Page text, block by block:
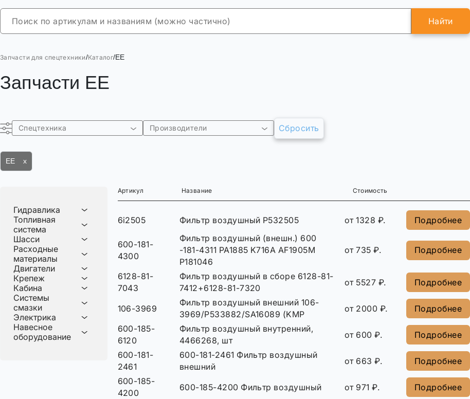
Найти
Запчасти для спецтехники/Каталог/EE
Запчасти EE
Гидравлика
Топливная
система
Шасси
Расходные
материалы
Двигатели
Крепеж
Кабина
Системы
смазки
Электрика
Навесное
оборудование
Спецтехника Производители Сбросить
EE x
Артикул Название Стоимость
6i2505 Фильтр воздушный P532505 от 1328 ₽. Подробнее
600-181-
4300
Фильтр воздушный (внешн.) 600
-181-4311 PA1885 K716A AF1905M
P181046
от 735 ₽. Подробнее
6128-81-
7043
Фильтр воздушный в сборе 6128-81-
7412+6128-81-7320
от 5527 ₽. Подробнее
106-3969
Фильтр воздушный внешний 106-
3969/P533882/SA16089 (KMP
от 2000 ₽.
Подробнее
600-185-
6120
Фильтр воздушный внутренний,
4466268, шт
от 600 ₽.
Подробнее
600-181-
2461
600-181-2461 Фильтр воздушный
внешний
от 663 ₽.
Подробнее
600-185-
4200
600-185-4200 Фильтр воздушный от 971 ₽.
Подробнее